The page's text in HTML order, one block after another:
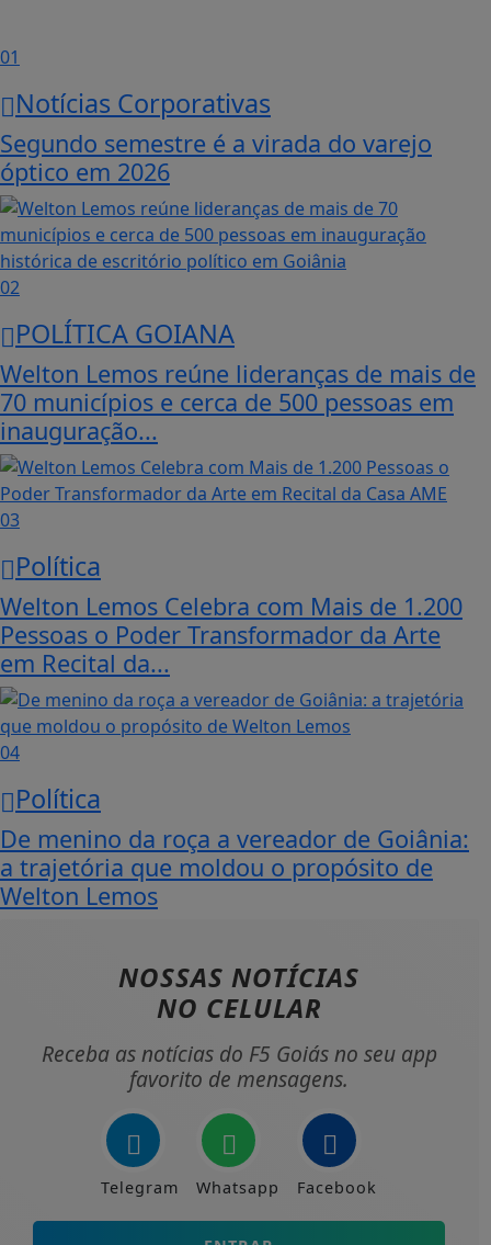
01
Notícias Corporativas
Segundo semestre é a virada do varejo
óptico em 2026
02
POLÍTICA GOIANA
Welton Lemos reúne lideranças de mais de
70 municípios e cerca de 500 pessoas em
inauguração...
03
Política
Welton Lemos Celebra com Mais de 1.200
Pessoas o Poder Transformador da Arte
em Recital da...
04
Política
De menino da roça a vereador de Goiânia:
a trajetória que moldou o propósito de
Welton Lemos
NOSSAS NOTÍCIAS
NO CELULAR
Receba as notícias do F5 Goiás no seu app
favorito de mensagens.
Telegram Whatsapp Facebook